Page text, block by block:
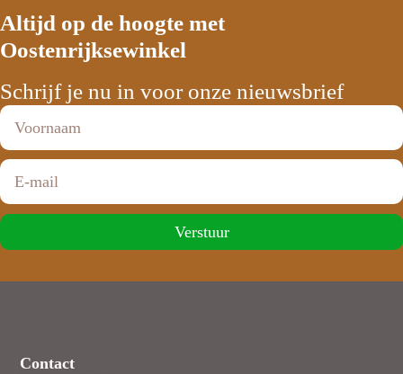
Altijd op de hoogte met
Oostenrijksewinkel
Schrijf je nu in voor onze nieuwsbrief
Verstuur
Contact